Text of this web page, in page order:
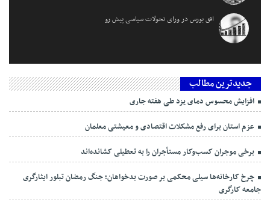
افق بورس در ورای تحولات سیاسی پیش‌ رو
جدیدترین مطالب
افزایش محسوس دمای یزد طی هفته جاری
عزم استان برای رفع مشکلات اقتصادی و معیشتی معلمان
برخی موجران کسب‌وکار مستأجران را به تعطیلی کشانده‌اند
چرخ کارخانه‌ها سیلی محکمی بر صورت بدخواهان؛ جنگ رمضان تبلور ایثارگری
جامعه کارگری